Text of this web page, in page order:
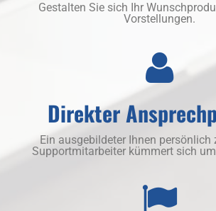
Gestalten Sie sich Ihr
Vorstellungen.
Direkter
Ein ausgebildeter Ihnen persönlich
Supportmitarbeiter kümmert sich